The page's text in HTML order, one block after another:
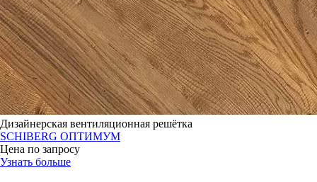
Дизайнерская вентиляционная решётка
SCHIBERG ОПТИМУМ
Цена по запросу
Узнать больше